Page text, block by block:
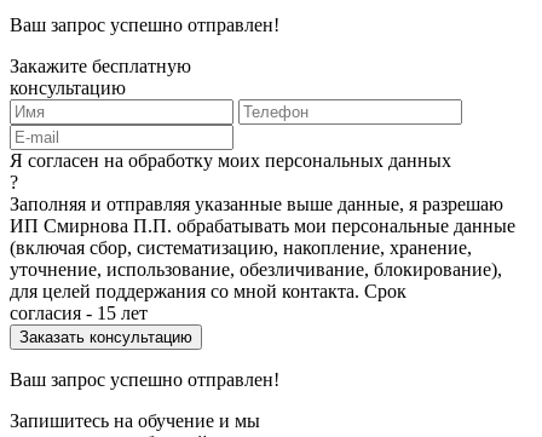
Ваш запрос успешно отправлен!
Закажите бесплатную
консультацию
Я согласен на обработку моих персональных данных
?
Заполняя и отправляя указанные выше данные, я разрешаю
ИП Смирнова П.П. обрабатывать мои персональные данные
(включая сбор, систематизацию, накопление, хранение,
уточнение, использование, обезличивание, блокирование),
для целей поддержания со мной контакта. Срок
согласия - 15 лет
Ваш запрос успешно отправлен!
Запишитесь на обучение и мы